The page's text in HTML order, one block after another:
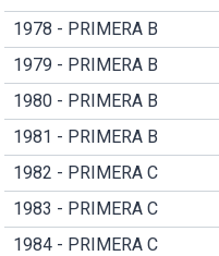
1978 - PRIMERA B
1979 - PRIMERA B
1980 - PRIMERA B
1981 - PRIMERA B
1982 - PRIMERA C
1983 - PRIMERA C
1984 - PRIMERA C